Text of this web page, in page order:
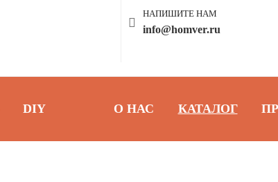
НАПИШИТЕ НАМ
info@homver.ru
DIY О НАС КАТАЛОГ